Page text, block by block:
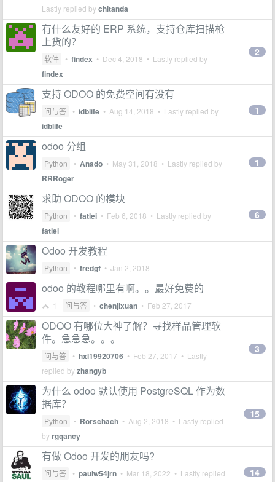
Lastly replied bychitanda
有什么友好的 ERP 系统，支持仓库扫描枪
上货的？
软件 • findex • Dec 4, 2018 • Lastly replied by
findex
2
支持 ODOO 的免费空间有没有
问与答 • idblife • Aug 14, 2018 • Lastly replied by
idblife
1
odoo 分组
Python • Anado • May 31, 2018 • Lastly replied by
RRRoger
1
求助 ODOO 的模块
Python • fatlei • Feb 6, 2018 • Lastly replied by
fatlei
6
Odoo 开发教程
Python • fredgf • Jan 2, 2018
odoo 的教程哪里有啊。。最好免费的
1 问与答 • chenjixuan • Feb 27, 2017
ODOO 有哪位大神了解？寻找样品管理软
件。急急急。。。
问与答 • hxl19920706 • Feb 27, 2017 • Lastly
replied byzhangyb
3
为什么 odoo 默认使用 PostgreSQL 作为数
据库？
Python • Rorschach • Aug 2, 2018 • Lastly replied
byrgqancy
15
有做 Odoo 开发的朋友吗?
问与答 • paulw54jrn • Mar 18, 2022 • Lastly replied
14